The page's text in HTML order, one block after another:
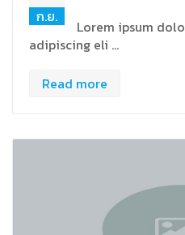
ก.ย.
Lorem ipsum
adipiscing eli …
Read more